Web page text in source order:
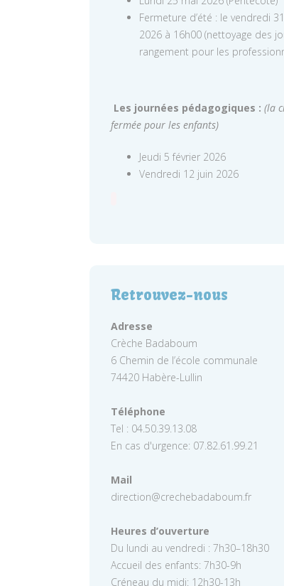
Fermeture d’été : le vendredi
2026 à 16h00 (nettoyage des
rangement pour les
Les journées pédagogiques : (la
fermée pour les enfants)
Jeudi 5 février 2026
Vendredi 12 juin 2026
Retrouvez-nous
Adresse
Crèche Badaboum
6 Chemin de l’école communale
74420 Habère-Lullin
Téléphone
Tel : 04.50.39.13.08
En cas d'urgence: 07.82.61.99.21
Mail
direction@crechebadaboum.fr
Heures d’ouverture
Du lundi au vendredi : 7h30–18h30
Accueil des enfants: 7h30-9h
Créneau du midi: 12h30-13h